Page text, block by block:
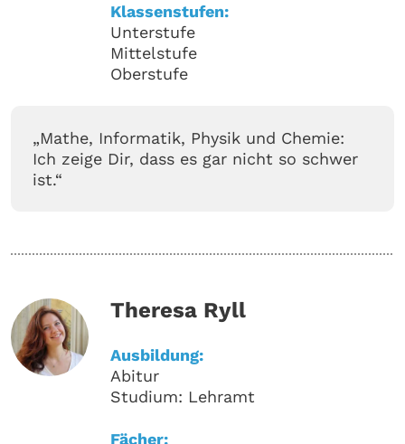
Klassenstufen:
Unterstufe
Mittelstufe
Oberstufe
„Mathe, Informatik, Physik und Chemie:
Ich zeige Dir, dass es gar nicht so schwer
ist.“
Theresa Ryll
Ausbildung:
Abitur
Studium: Lehramt
Fächer: